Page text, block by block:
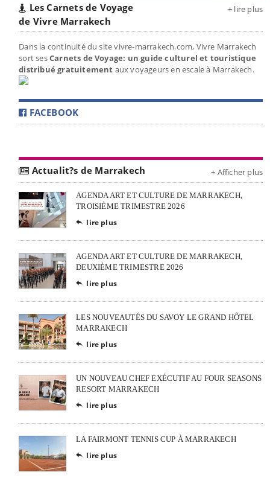
Les Carnets de Voyage
de Vivre Marrakech
+ lire plus
Dans la continuité du site vivre-marrakech.com, Vivre Marrakech
sort sesCarnets de Voyage: un guide culturel et touristique
distribué gratuitement aux voyageurs en escale à Marrakech.
FACEBOOK
Actualit?s de Marrakech + Afficher plus
AGENDA ART ET CULTURE DE MARRAKECH,
TROISIÈME TRIMESTRE 2026
 lire plus
AGENDA ART ET CULTURE DE MARRAKECH,
DEUXIÈME TRIMESTRE 2026
 lire plus
LES NOUVEAUTÉS DU SAVOY LE GRAND HÔTEL
MARRAKECH
 lire plus
UN NOUVEAU CHEF EXÉCUTIF AU FOUR SEASONS
RESORT MARRAKECH
 lire plus
LA FAIRMONT TENNIS CUP À MARRAKECH
 lire plus